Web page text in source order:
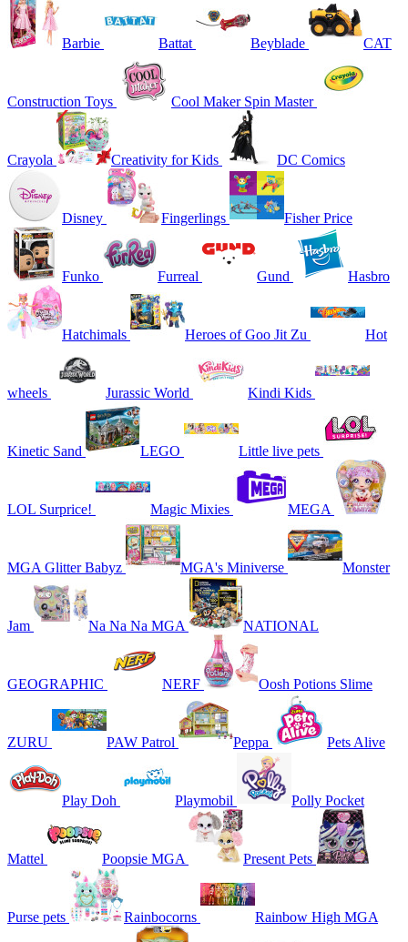
Barbie Battat Beyblade CAT
Construction Toys Cool Maker Spin Master
Crayola Creativity for Kids DC Comics
Disney Fingerlings Fisher Price
Funko Furreal Gund Hasbro
Hatchimals Heroes of Goo Jit Zu Hot
wheels Jurassic World Kindi Kids
Kinetic Sand LEGO Little live pets
LOL Surprice! Magic Mixies MEGA
MGA Glitter Babyz MGA's Miniverse Monster
Jam Na Na Na MGA NATIONAL
GEOGRAPHIC NERF Oosh Potions Slime
ZURU PAW Patrol Peppa Pets Alive
Play Doh Playmobil Polly Pocket
Mattel Poopsie MGA Present Pets
Purse pets Rainbocorns Rainbow High MGA